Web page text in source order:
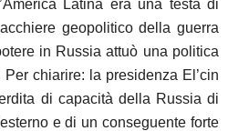
Latina era una testa di
geopolitico della guerra
in Russia attuò una politica
Per chiarire: la presidenza El’cin
di capacità della Russia di
e di un conseguente forte